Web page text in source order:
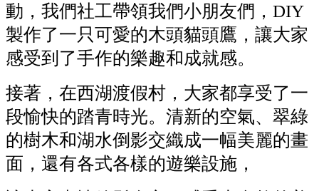
動，我們社工帶領我們小朋友們，DIY
製作了一只可愛的木頭貓頭鷹，讓大家
感受到了手作的樂趣和成就感。
接著，在西湖渡假村，大家都享受了一
段愉快的踏青時光。清新的空氣、翠綠
的樹木和湖水倒影交織成一幅美麗的畫
面，還有各式各樣的遊樂設施，